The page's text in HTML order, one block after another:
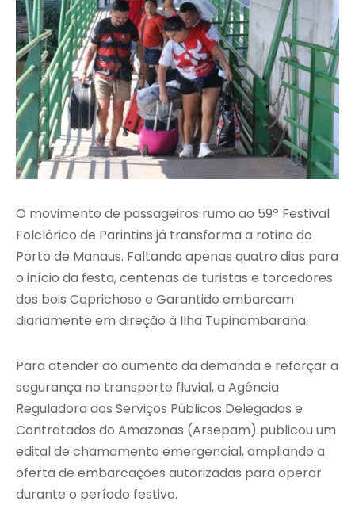
O movimento de passageiros rumo ao 59º Festival
Folclórico de Parintins já transforma a rotina do
Porto de Manaus. Faltando apenas quatro dias para
o início da festa, centenas de turistas e torcedores
dos bois Caprichoso e Garantido embarcam
diariamente em direção à Ilha Tupinambarana.
Para atender ao aumento da demanda e reforçar a
segurança no transporte fluvial, a Agência
Reguladora dos Serviços Públicos Delegados e
Contratados do Amazonas (Arsepam) publicou um
edital de chamamento emergencial, ampliando a
oferta de embarcações autorizadas para operar
durante o período festivo.